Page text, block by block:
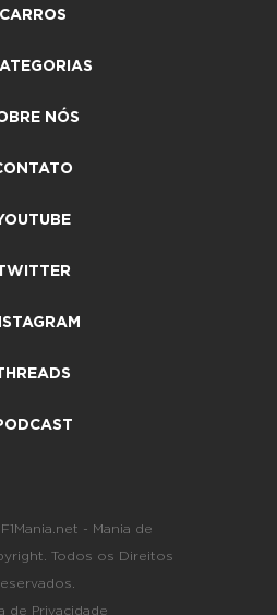
CARROS
NÓS
- Mania de
Todos os Direitos
de Privacidade